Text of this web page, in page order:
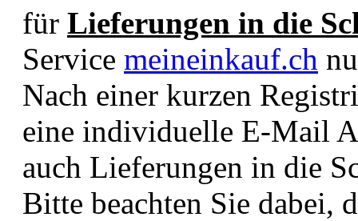
für Lieferungen in die
Service meineinkauf.ch
Nach einer kurzen
eine individuelle E-Mail
auch Lieferungen in die
Bitte beachten Sie dabei,